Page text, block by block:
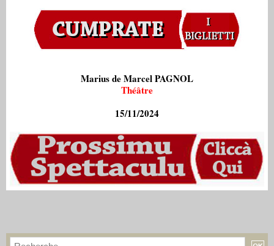
Marius de Marcel PAGNOL
Théâtre
15/11/2024